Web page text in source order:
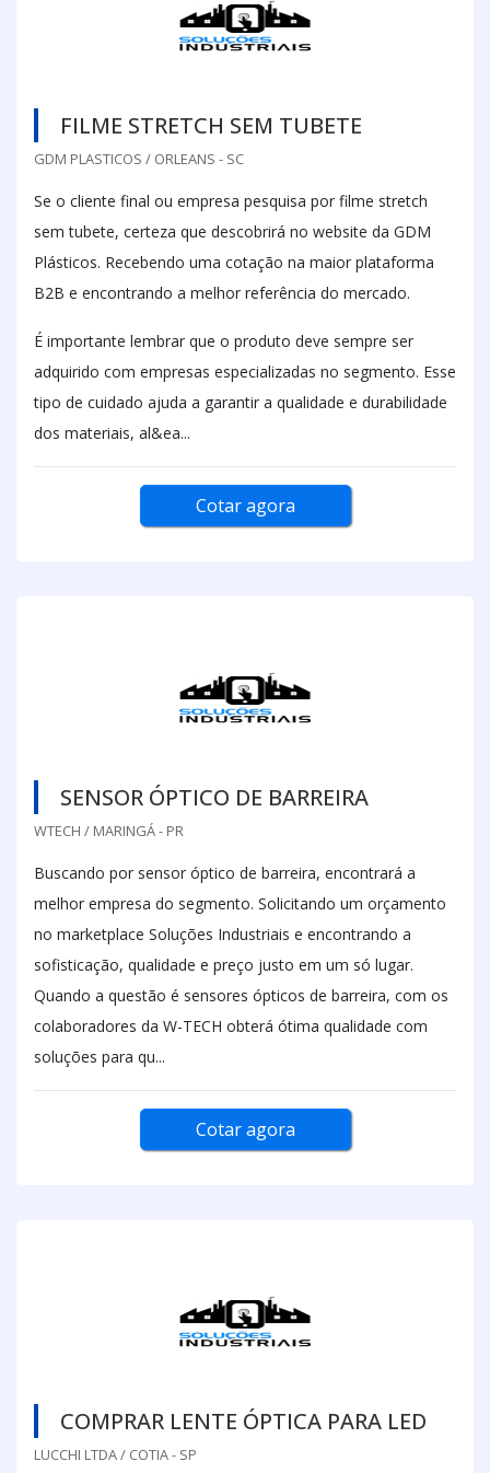
FILME STRETCH SEM TUBETE
GDM PLASTICOS / ORLEANS - SC
Se o cliente final ou empresa pesquisa por filme stretch
sem tubete, certeza que descobrirá no website da GDM
Plásticos. Recebendo uma cotação na maior plataforma
B2B e encontrando a melhor referência do mercado.
É importante lembrar que o produto deve sempre ser
adquirido com empresas especializadas no segmento. Esse
tipo de cuidado ajuda a garantir a qualidade e durabilidade
dos materiais, al&ea...
Cotar agora
SENSOR ÓPTICO DE BARREIRA
WTECH / MARINGÁ - PR
Buscando por sensor óptico de barreira, encontrará a
melhor empresa do segmento. Solicitando um orçamento
no marketplace Soluções Industriais e encontrando a
sofisticação, qualidade e preço justo em um só lugar.
Quando a questão é sensores ópticos de barreira, com os
colaboradores da W-TECH obterá ótima qualidade com
soluções para qu...
Cotar agora
COMPRAR LENTE ÓPTICA PARA LED
LUCCHI LTDA / COTIA - SP